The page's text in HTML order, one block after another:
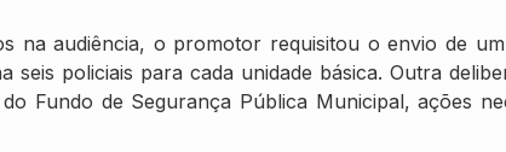
na audiência, o promotor requisitou o envio de
seis policiais para cada unidade básica. Outra
Fundo de Segurança Pública Municipal, ações